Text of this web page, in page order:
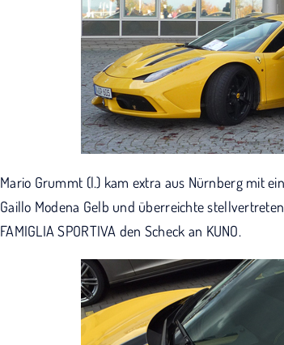
Mario Grummt (l.) kam extra aus Nürnberg mit
Gaillo Modena Gelb und überreichte
FAMIGLIA SPORTIVA den Scheck an KUNO.